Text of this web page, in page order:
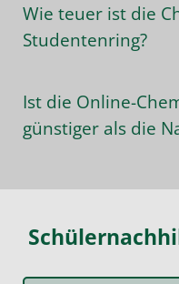
Wie teuer ist die
Studentenring?
Ist die Online-
günstiger als die